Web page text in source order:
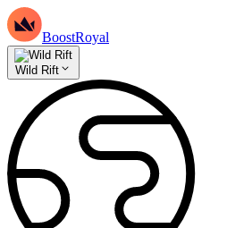
BoostRoyal
Wild Rift